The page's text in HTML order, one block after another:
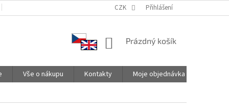
PODMÍNKY OCHRANY OSOBNÍCH ÚDAJŮ SPOLUPRACUJEME
CZK Přihlášení
NÁKUPNÍ
Prázdný košík
Vše o nákupu Kontakty
Moje objednávka